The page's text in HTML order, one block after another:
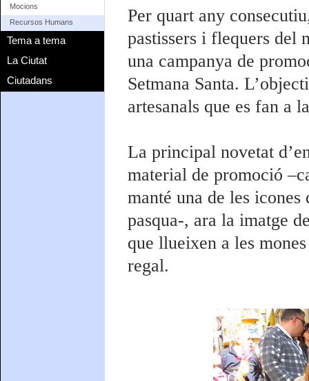
Mocions
Recursos Humans
Tema a tema
La Ciutat
Ciutadans
Per quart any
pastissers i flequers del
una campanya de
Setmana Santa.
artesanals que es fan a
La principal novetat
material de promoció
manté una de les
pasqua-, ara la imatge
que llueixen a les
regal.